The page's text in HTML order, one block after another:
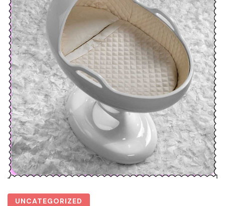
UNCATEGORIZED